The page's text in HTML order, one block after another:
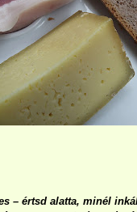
– értsd alatta, minél